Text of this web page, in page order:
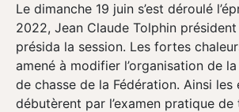
Le dimanche 19 juin s’est déroulé
2022, Jean Claude Tolphin président
présida la session. Les fortes
amené à modifier l’organisation de la
de chasse de la Fédération. Ainsi les
débutèrent par l’examen pratique de